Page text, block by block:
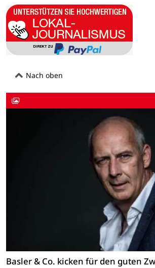
Nach oben
Basler & Co. kicken für den guten